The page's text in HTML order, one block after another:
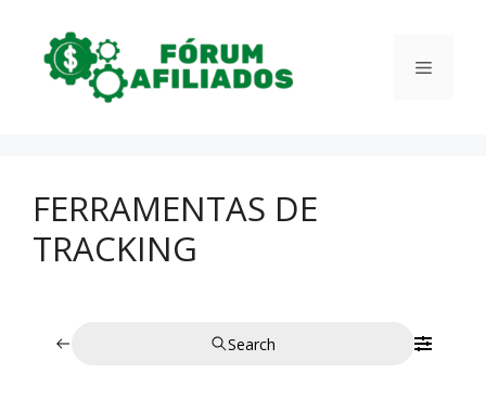
Menu
FERRAMENTAS DE
TRACKING
Search